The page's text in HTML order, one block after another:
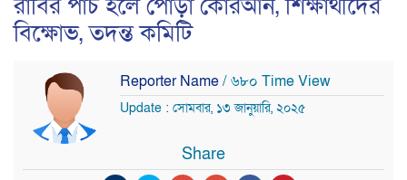
বিক্ষোভ, তদন্ত কমিটি
Reporter Name/ ৬৮০ Time View
Update : সোমবার, ১৩ জানুয়ারি, ২০২৫
Share